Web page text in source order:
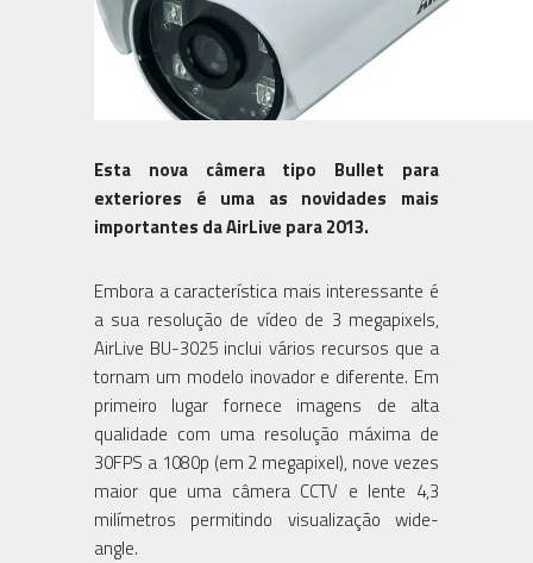
Esta nova câmera tipo Bullet para
exteriores é uma as novidades mais
importantes da AirLive para 2013.
Embora a característica mais interessante é
a sua resolução de vídeo de 3 megapixels,
AirLive BU-3025 inclui vários recursos que a
tornam um modelo inovador e diferente. Em
primeiro lugar fornece imagens de alta
qualidade com uma resolução máxima de
30FPS a 1080p (em 2 megapixel), nove vezes
maior que uma câmera CCTV e lente 4,3
milímetros permitindo visualização wide-
angle.